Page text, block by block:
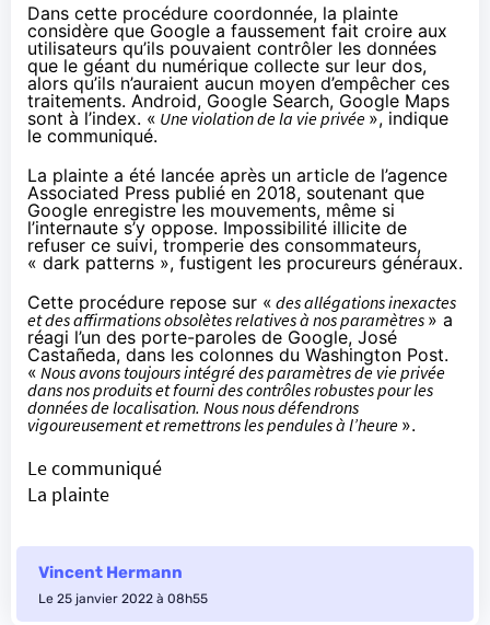
Dans cette procédure coordonnée, la plainte
considère que Google a faussement fait croire aux
utilisateurs qu’ils pouvaient contrôler les données
que le géant du numérique collecte sur leur dos,
alors qu’ils n’auraient aucun moyen d’empêcher ces
traitements. Android, Google Search, Google Maps
sont à l’index. « Une violation de la vie privée », indique
le communiqué.
La plainte a été lancée après un article de l’agence
Associated Press publié en 2018, soutenant que
Google enregistre les mouvements, même si
l’internaute s’y oppose. Impossibilité illicite de
refuser ce suivi, tromperie des consommateurs,
« dark patterns », fustigent les procureurs généraux.
Cette procédure repose sur « des allégations inexactes
et des affirmations obsolètes relatives à nos paramètres » a
réagi l’un des porte-paroles de Google, José
Castañeda, dans les colonnes du Washington Post.
« Nous avons toujours intégré des paramètres de vie privée
dans nos produits et fourni des contrôles robustes pour les
données de localisation. Nous nous défendrons
vigoureusement et remettrons les pendules à l’heure ».
Le communiqué
La plainte
Vincent Hermann
Le 25 janvier 2022 à 08h55